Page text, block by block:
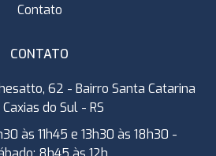
Contato
CONTATO
62 - Bairro Santa Catarina
do Sul - RS
às 11h45 e 13h30 às 18h30 -